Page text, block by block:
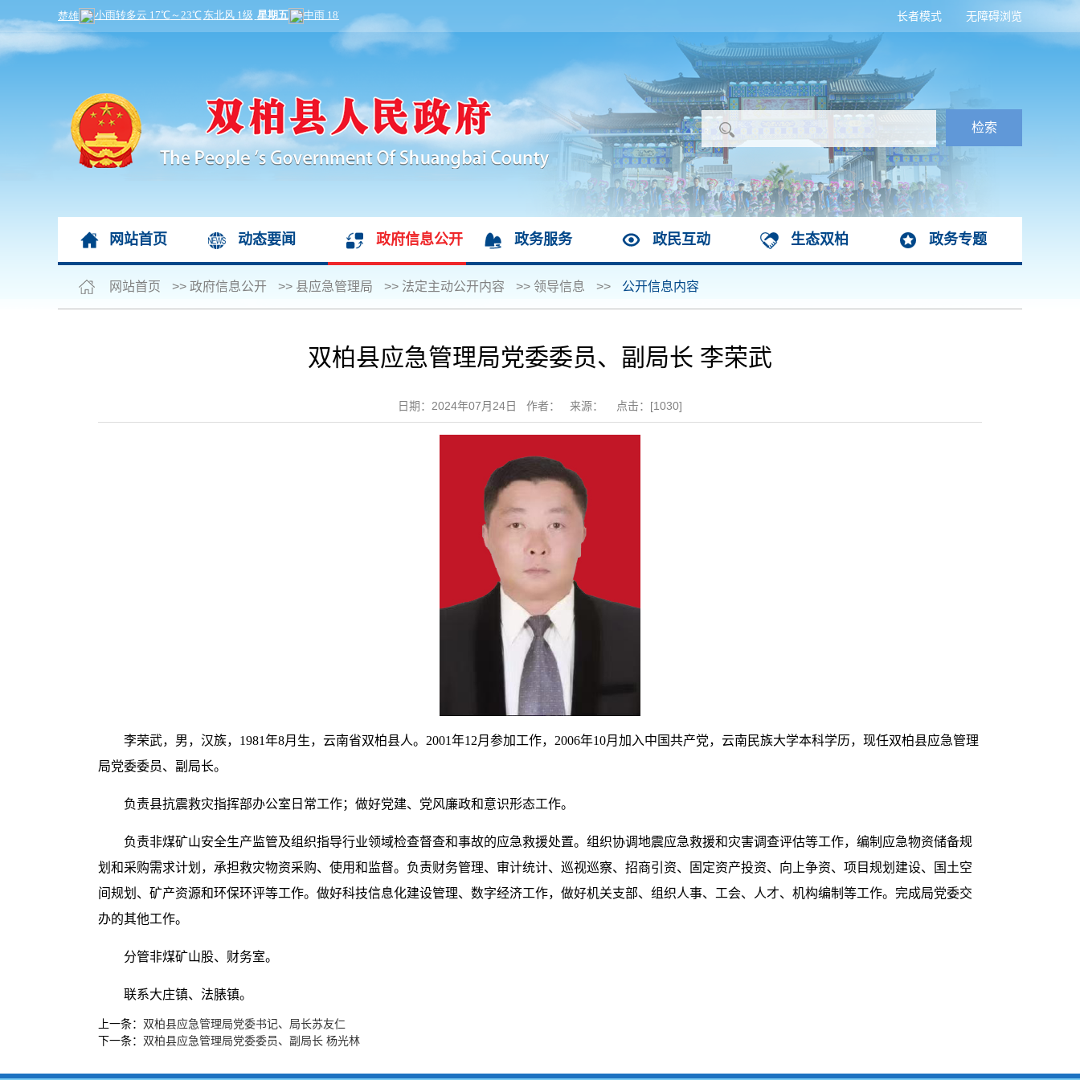
无障碍浏览
长者模式
网站首页 动态要闻 政府信息公开 政务服务 政民互动 生态双柏 政务专题
网站首页 >> 政府信息公开 >> 县应急管理局 >> 法定主动公开内容 >> 领导信息 >> 公开信息内容
双柏县应急管理局党委委员、副局长 李荣武
日期：2024年07月24日 作者： 来源： 点击：[1030]
李荣武，男，汉族，1981年8月生，云南省双柏县人。2001年12月参加工作，2006年10月加入中国共产党，云南民族大学本科学历，现任双柏县应急管理
局党委委员、副局长。
负责县抗震救灾指挥部办公室日常工作；做好党建、党风廉政和意识形态工作。
负责非煤矿山安全生产监管及组织指导行业领域检查督查和事故的应急救援处置。组织协调地震应急救援和灾害调查评估等工作，编制应急物资储备规
划和采购需求计划，承担救灾物资采购、使用和监督。负责财务管理、审计统计、巡视巡察、招商引资、固定资产投资、向上争资、项目规划建设、国土空
间规划、矿产资源和环保环评等工作。做好科技信息化建设管理、数字经济工作，做好机关支部、组织人事、工会、人才、机构编制等工作。完成局党委交
办的其他工作。
分管非煤矿山股、财务室。
联系大庄镇、法脿镇。
上一条： 双柏县应急管理局党委书记、局长苏友仁
下一条： 双柏县应急管理局党委委员、副局长 杨光林